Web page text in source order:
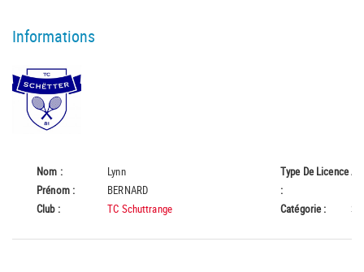
Informations
Nom :
Lynn
Prénom :
BERNARD
Club :
TC Schuttrange
Type De Licence
:
A
Catégorie :